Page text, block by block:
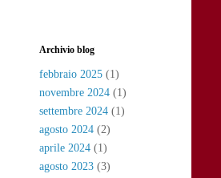
Archivio blog
febbraio 2025 (1)
novembre 2024 (1)
settembre 2024 (1)
agosto 2024 (2)
aprile 2024 (1)
agosto 2023 (3)